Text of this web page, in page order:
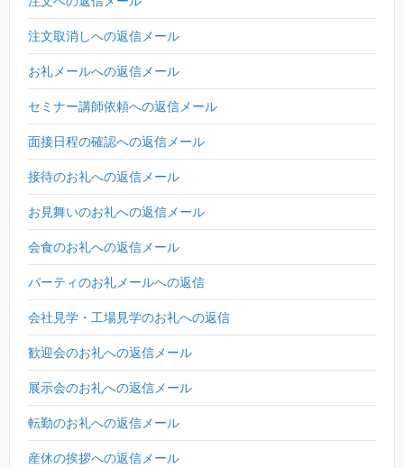
注文取消しへの返信メール
お礼メールへの返信メール
セミナー講師依頼への返信メール
面接日程の確認への返信メール
接待のお礼への返信メール
お見舞いのお礼への返信メール
会食のお礼への返信メール
パーティのお礼メールへの返信
会社見学・工場見学のお礼への返信
歓迎会のお礼への返信メール
展示会のお礼への返信メール
転勤のお礼への返信メール
産休の挨拶への返信メール